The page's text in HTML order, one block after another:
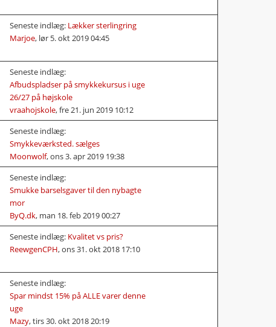
Seneste indlæg: Lækker sterlingring
Marjoe, lør 5. okt 2019 04:45
Seneste indlæg:
Afbudspladser på smykkekursus i uge
26/27 på højskole
vraahojskole,fre 21. jun 2019 10:12
Seneste indlæg:
Smykkeværksted. sælges
Moonwolf,ons 3. apr 2019 19:38
Seneste indlæg:
Smukke barselsgaver til den nybagte
mor
ByQ.dk, man 18. feb 2019 00:27
Seneste indlæg: Kvalitet vs pris?
ReewgenCPH,ons 31. okt 2018 17:10
Seneste indlæg:
Spar mindst 15% på ALLE varer denne
uge
Mazy,tirs 30. okt 2018 20:19